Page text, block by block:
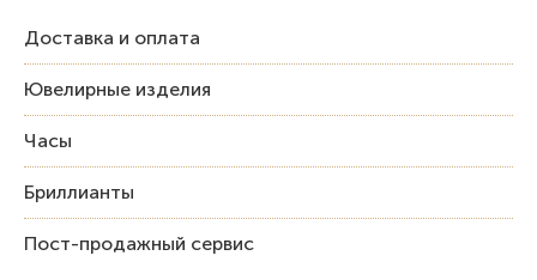
Доставка и оплата
Ювелирные изделия
Часы
Бриллианты
Пост-продажный сервис